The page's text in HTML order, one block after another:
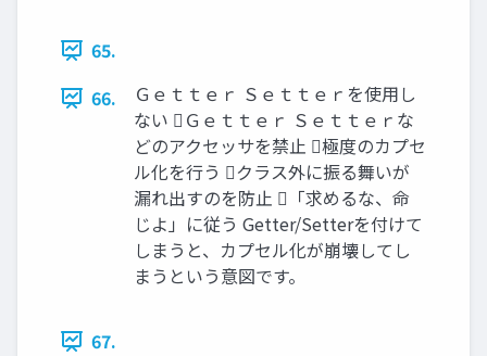
65.
66.
Ｇｅｔｔｅｒ Ｓｅｔｔｅｒを使用し
ない Ｇｅｔｔｅｒ Ｓｅｔｔｅｒな
どのアクセッサを禁止 極度のカプセ
ル化を行う クラス外に振る舞いが
漏れ出すのを防止 「求めるな、命
じよ」に従う Getter/Setterを付けて
しまうと、カプセル化が崩壊してし
まうという意図です。
67.